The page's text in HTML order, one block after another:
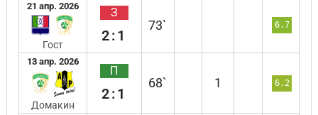
21 апр. 2026
Гост
З
2:1
73` 6.7
13 апр. 2026
Домакин
П
2:1
68` 1 6.2